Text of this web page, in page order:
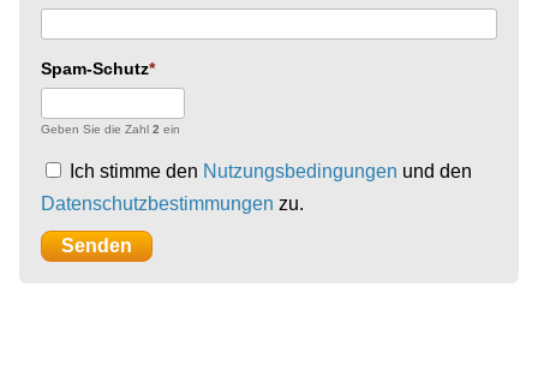
Spam-Schutz
Geben Sie die Zahl 2 ein
Ich stimme den Nutzungsbedingungen und den
Datenschutzbestimmungen zu.